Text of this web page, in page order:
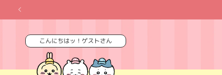
ンツに
進む
こんにちはッ！ゲストさん